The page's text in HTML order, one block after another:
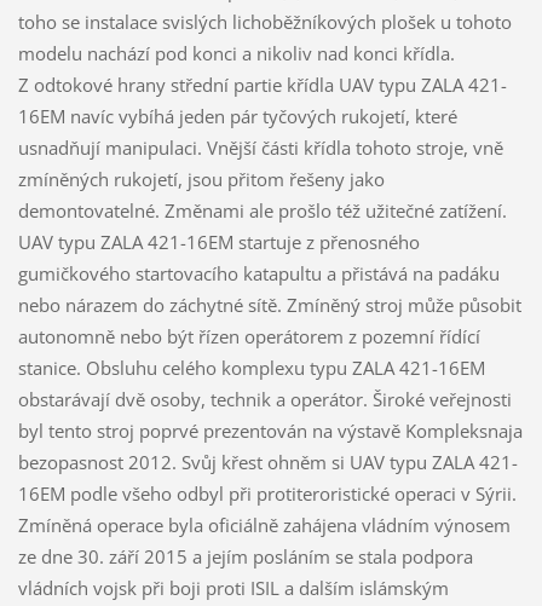
toho se instalace svislých lichoběžníkových plošek u tohoto
modelu nachází pod konci a nikoliv nad konci křídla.
Z odtokové hrany střední partie křídla UAV typu ZALA 421-
16EM navíc vybíhá jeden pár tyčových rukojetí, které
usnadňují manipulaci. Vnější části křídla tohoto stroje, vně
zmíněných rukojetí, jsou přitom řešeny jako
demontovatelné. Změnami ale prošlo též užitečné zatížení.
UAV typu ZALA 421-16EM startuje z přenosného
gumičkového startovacího katapultu a přistává na padáku
nebo nárazem do záchytné sítě. Zmíněný stroj může působit
autonomně nebo být řízen operátorem z pozemní řídící
stanice. Obsluhu celého komplexu typu ZALA 421-16EM
obstarávají dvě osoby, technik a operátor. Široké veřejnosti
byl tento stroj poprvé prezentován na výstavě Kompleksnaja
bezopasnost 2012. Svůj křest ohněm si UAV typu ZALA 421-
16EM podle všeho odbyl při protiteroristické operaci v Sýrii.
Zmíněná operace byla oficiálně zahájena vládním výnosem
ze dne 30. září 2015 a jejím posláním se stala podpora
vládních vojsk při boji proti ISIL a dalším islámským